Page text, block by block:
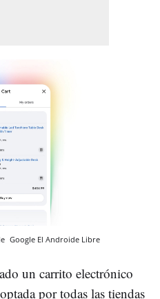
Google El Androide Libre
un carrito electrónico
por todas las tiendas